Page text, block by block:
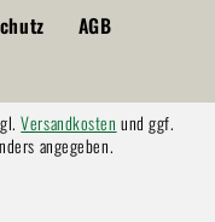
AGB
Versandkosten und ggf.
angegeben.